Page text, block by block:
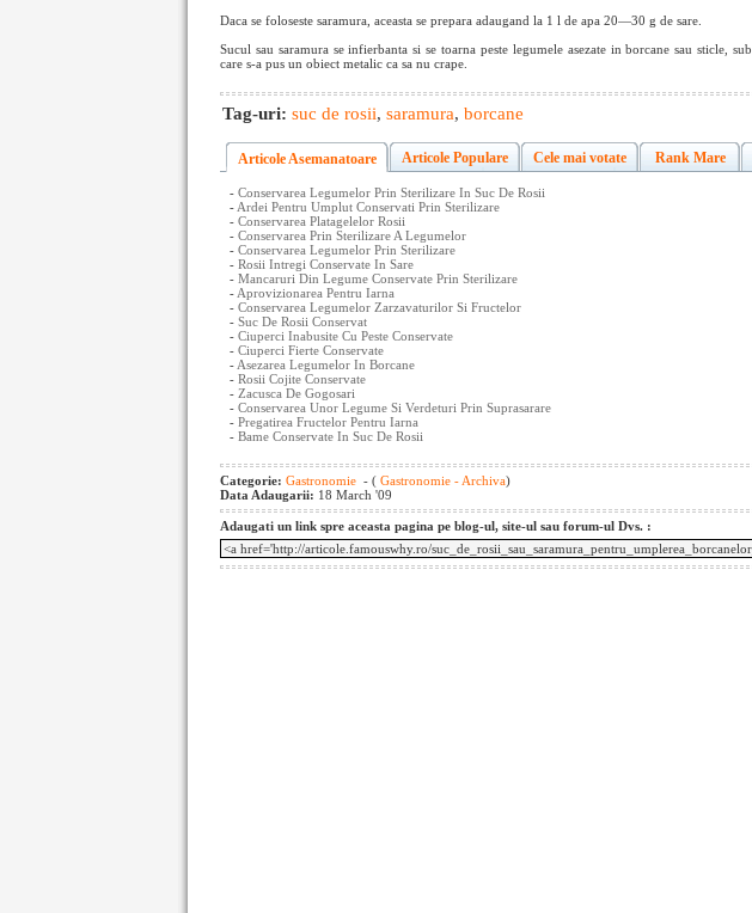
Daca se foloseste saramura, aceasta se prepara adaugand la 1 l de apa 20—30 g de sare.
Sucul sau saramura se infierbanta si se toarna peste legumele asezate in borcane sau sticle, sub
care s-a pus un obiect metalic ca sa nu crape.
Tag-uri: suc de rosii, saramura, borcane
Articole Asemanatoare Articole Populare Cele mai votate Rank Mare
- Conservarea Legumelor Prin Sterilizare In Suc De Rosii
- Ardei Pentru Umplut Conservati Prin Sterilizare
- Conservarea Platagelelor Rosii
- Conservarea Prin Sterilizare A Legumelor
- Conservarea Legumelor Prin Sterilizare
- Rosii Intregi Conservate In Sare
- Mancaruri Din Legume Conservate Prin Sterilizare
- Aprovizionarea Pentru Iarna
- Conservarea Legumelor Zarzavaturilor Si Fructelor
- Suc De Rosii Conservat
- Ciuperci Inabusite Cu Peste Conservate
- Ciuperci Fierte Conservate
- Asezarea Legumelor In Borcane
- Rosii Cojite Conservate
- Zacusca De Gogosari
- Conservarea Unor Legume Si Verdeturi Prin Suprasarare
- Pregatirea Fructelor Pentru Iarna
- Bame Conservate In Suc De Rosii
Categorie: Gastronomie - ( Gastronomie - Archiva)
Data Adaugarii: 18 March '09
Adaugati un link spre aceasta pagina pe blog-ul, site-ul sau forum-ul Dvs. :